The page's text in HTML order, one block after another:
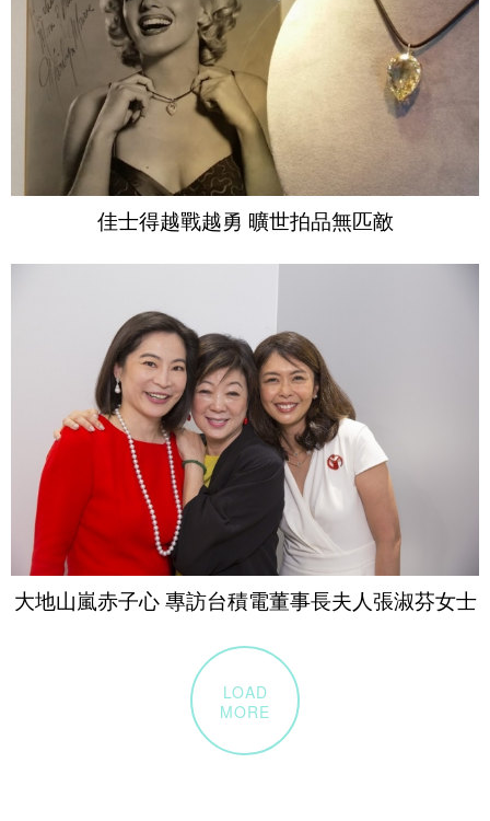
佳士得越戰越勇 曠世拍品無匹敵
大地山嵐赤子心 專訪台積電董事長夫人張淑芬女士
LOAD
MORE